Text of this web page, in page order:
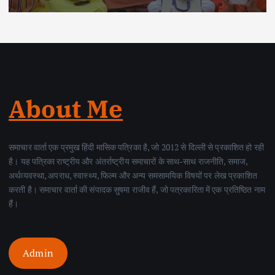
About Me
समाचार वार्ता एक प्रमुख हिंदी मासिक पत्रिका है, जो 2012 से दिल्ली से प्रकाशित हो रही
है। यह पत्रिका राष्ट्रीय और अंतर्राष्ट्रीय समाचारों के साथ-साथ राजनीति, समाज,
अर्थव्यवस्था, अपराध, स्वास्थ्य, फिल्म और अन्य समसामयिक विषयों पर लेख प्रकाशित
करती है। समाचार वार्ता की संपादक सुषमा राजीव हैं, जो पत्रकारिता में एक प्रतिष्ठित नाम
हैं।
Admin